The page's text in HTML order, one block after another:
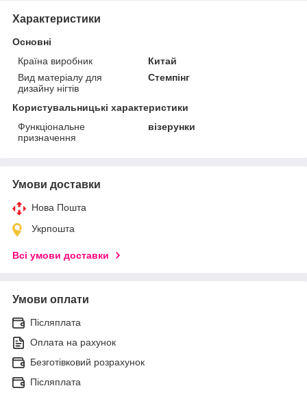
Характеристики
Основні
Країна виробник
Китай
Вид матеріалу для
дизайну нігтів
Стемпінг
Користувальницькі характеристики
Функціональне
призначення
візерунки
Умови доставки
Нова Пошта
Укрпошта
Всі умови доставки
Умови оплати
Післяплата
Оплата на рахунок
Безготівковий розрахунок
Післяплата